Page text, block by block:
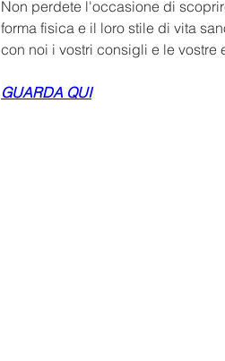
Non perdete l'occasione di
forma fisica e il loro stile di vita
con noi i vostri consigli e le vostre
GUARDA QUI